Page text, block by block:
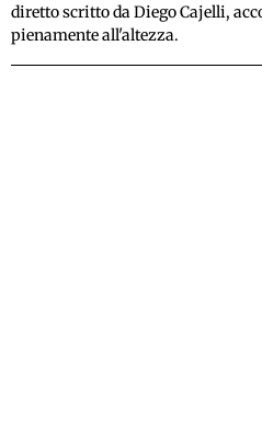
diretto scritto da Diego Cajelli,
pienamente all'altezza.